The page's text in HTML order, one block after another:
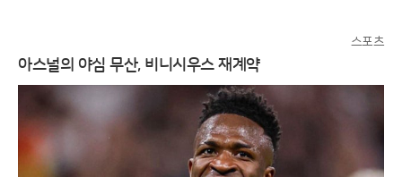
스포츠
아스널의 야심 무산, 비니시우스 재계약